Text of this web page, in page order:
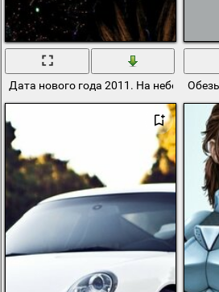
Дата нового года 2011. На небе